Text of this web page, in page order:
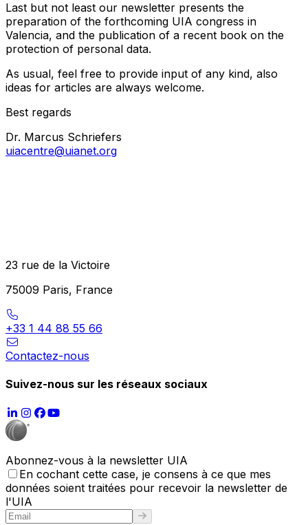
Last but not least our newsletter presents the
preparation of the forthcoming UIA congress in
Valencia, and the publication of a recent book on the
protection of personal data.
As usual, feel free to provide input of any kind, also
ideas for articles are always welcome.
Best regards
Dr. Marcus Schriefers
uiacentre@uianet.org
23 rue de la Victoire
75009 Paris, France
+33 1 44 88 55 66
Contactez-nous
Suivez-nous sur les réseaux sociaux
Abonnez-vous à la newsletter UIA
En cochant cette case, je consens à ce que mes
données soient traitées pour recevoir la newsletter de
l'UIA